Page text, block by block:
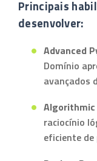
Principais
desenvolver:
Advanced
Domínio
avançados
raciocínio
eficiente